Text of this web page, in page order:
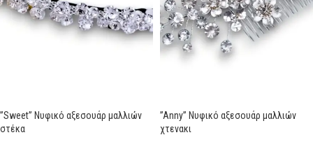
”Sweet” Νυφικό αξεσουάρ μαλλιών
στέκα
”Anny” Νυφικό αξεσουάρ μαλλιών
χτενακι